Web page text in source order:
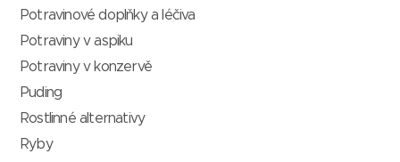
Potravinové doplňky a léčiva
Potraviny v aspiku
Potraviny v konzervě
Puding
Rostlinné alternativy
Ryby